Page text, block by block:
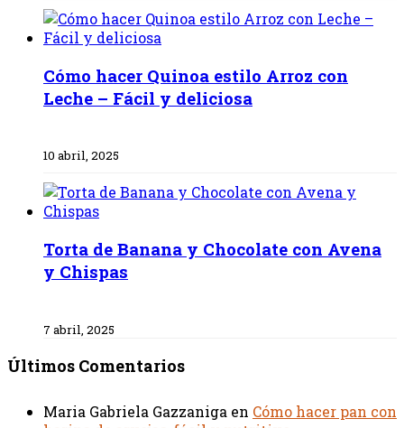
Cómo hacer Quinoa estilo Arroz con
Leche – Fácil y deliciosa
10 abril, 2025
Torta de Banana y Chocolate con Avena
y Chispas
7 abril, 2025
Últimos Comentarios
Maria Gabriela Gazzaniga en Cómo hacer pan con